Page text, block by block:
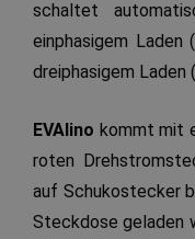
schaltet
einphasigem Laden
dreiphasigem Laden
EVAlino kommt mit
roten
auf Schukostecker
Steckdose geladen